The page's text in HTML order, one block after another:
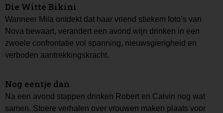
Die Witte Bikini
Wanneer Mila ontdekt dat haar vriend stiekem foto’s van
Nova bewaart, verandert een avond wijn drinken in een
zwoele confrontatie vol spanning, nieuwsgierigheid en
verboden aantrekkingskracht.
Nog eentje dan
Na een avond stappen drinken Robert en Calvin nog wat
samen. Stoere verhalen over vrouwen maken plaats voor